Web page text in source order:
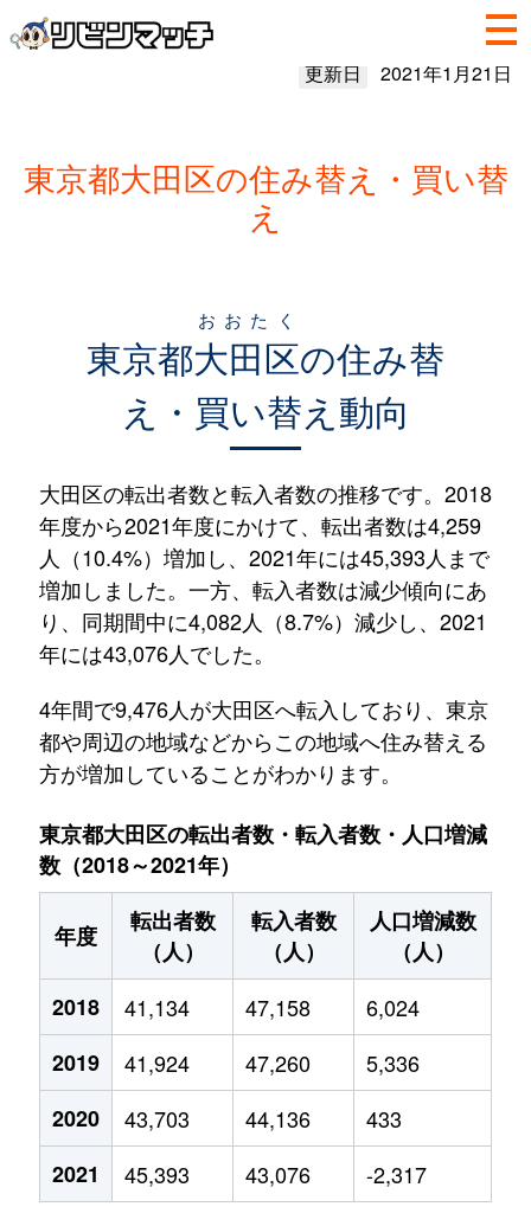
更新日 2021年1月21日
東京都大田区の住み替え・買い替
え
東京都大田区
おおたく
の住み替
え・買い替え動向
大田区の転出者数と転入者数の推移です。2018
年度から2021年度にかけて、転出者数は4,259
人（10.4%）増加し、2021年には45,393人まで
増加しました。一方、転入者数は減少傾向にあ
り、同期間中に4,082人（8.7%）減少し、2021
年には43,076人でした。
4年間で9,476人が大田区へ転入しており、東京
都や周辺の地域などからこの地域へ住み替える
方が増加していることがわかります。
東京都大田区の転出者数・転入者数・人口増減
数（2018～2021年）
年度
転出者数
（人）
転入者数
（人）
人口増減数
（人）
2018
41,134 47,158
6,024
2019
41,924 47,260
5,336
2020
43,703 44,136
433
2021
45,393 43,076 -2,317